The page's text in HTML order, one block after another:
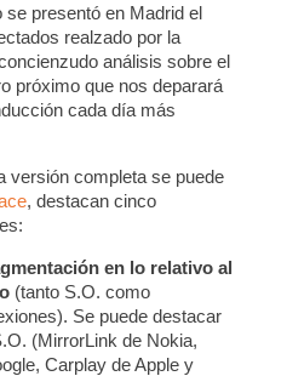
se presentó en Madrid el
realzado por la
análisis sobre el
próximo que nos deparará
cada día más
versión completa se puede
, destacan cinco
en lo relativo al
(tanto S.O. como
Se puede destacar
(MirrorLink de Nokia,
Carplay de Apple y